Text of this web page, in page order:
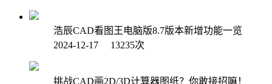
浩辰CAD看图王电脑版8.7版本新增功能一览
2024-12-17 13235次
挑战CAD画2D/3D计算器图纸？你敢接招嘛！